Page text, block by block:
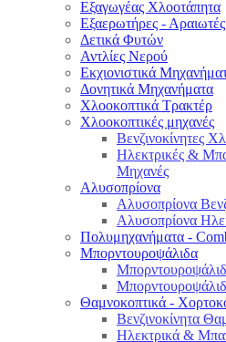
Εξαγωγέας Χλοοτάπητα
Εξαερωτήρες -
Δετικά Φυτών
Αντλίες Νερού
Εκχιονιστικά
Δονητικά Μηχανήματα
Χλοοκοπτικά Τρακτέρ
Χλοοκοπτικές μηχανές
Βενζινοκίνητες
Ηλεκτρικές &
Μηχανές
Αλυσοπρίονα
Αλυσοπρίονα
Αλυσοπρίονα
Πολυμηχανήματα -
Μπορντουροψάλιδα
Θαμνοκοπτικά -
Βενζινοκίνητα
Ηλεκτρικά &